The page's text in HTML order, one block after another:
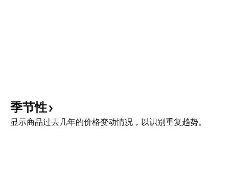
季节性
显示商品过去几年的价格变动情况，以识别重复趋势。